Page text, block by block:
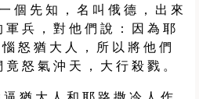
個 先 知 ， 名 叫 俄 德 ， 出 來
軍 兵 ， 對 他 們 說 ： 因 為 耶
怒 猶 大 人 ， 所 以 將 他 們
怒 氣 沖 天 ， 大 行 殺 戮 。